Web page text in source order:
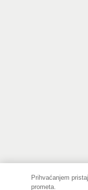
Prihvaćanjem
prometa.